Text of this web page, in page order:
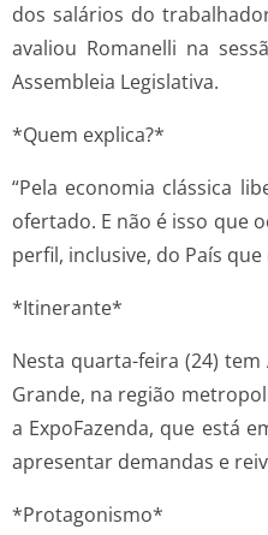
dos salários do
avaliou Romanelli na
Assembleia Legislativa.
*Quem explica?*
“Pela economia clássica
ofertado. E não é isso que
perfil, inclusive, do País
*Itinerante*
Nesta quarta-feira (24)
Grande, na região
a ExpoFazenda, que está
apresentar demandas e
*Protagonismo*